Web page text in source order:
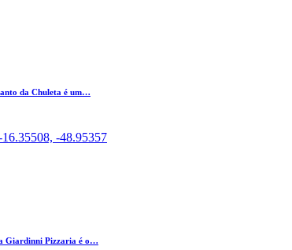
da Chuleta é um…
-48.95357
Giardinni Pizzaria é o…